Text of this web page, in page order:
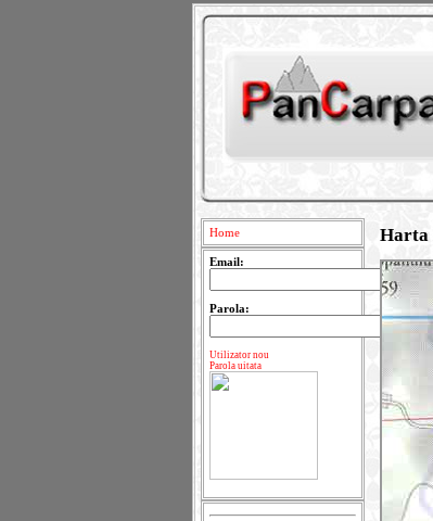
Home
Email:
Parola:
Utilizator nou
Parola uitata
Harta